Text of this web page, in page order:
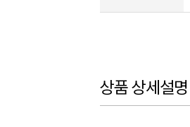
상품 상세설명